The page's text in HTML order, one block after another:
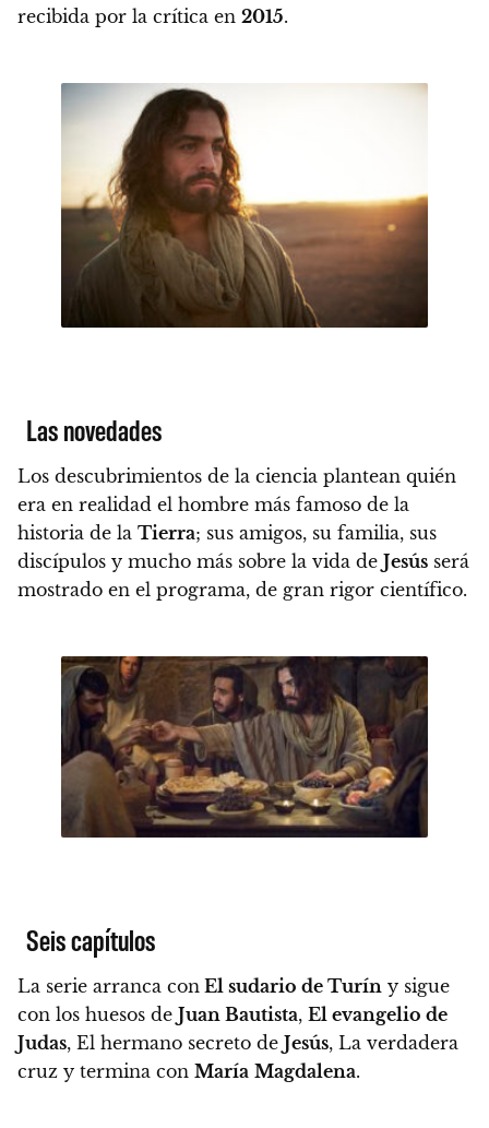
recibida por la crítica en 2015.
Las novedades
Los descubrimientos de la ciencia plantean quién
era en realidad el hombre más famoso de la
historia de la Tierra; sus amigos, su familia, sus
discípulos y mucho más sobre la vida de Jesús será
mostrado en el programa, de gran rigor científico.
Seis capítulos
La serie arranca con El sudario de Turín y sigue
con los huesos de Juan Bautista, El evangelio de
Judas, El hermano secreto de Jesús, La verdadera
cruz y termina con María Magdalena.